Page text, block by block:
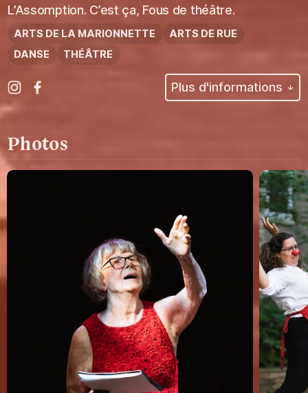
L’Assomption. C’est ça, Fous de théâtre.
ARTS DE LA MARIONNETTE
ARTS DE RUE
DANSE
THÉÂTRE
Plus d'informations
Photos